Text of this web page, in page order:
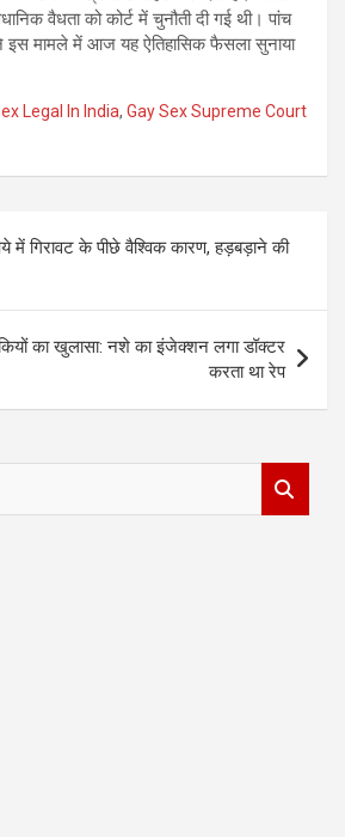
वैधता को कोर्ट में चुनौती दी गई थी। पांच
मामले में आज यह ऐतिहासिक फैसला सुनाया
Legal In India, Gay Sex Supreme Court
गिरावट के पीछे वैश्विक कारण, हड़बड़ाने की
का खुलासा: नशे का इंजेक्शन लगा डॉक्टर
करता था रेप